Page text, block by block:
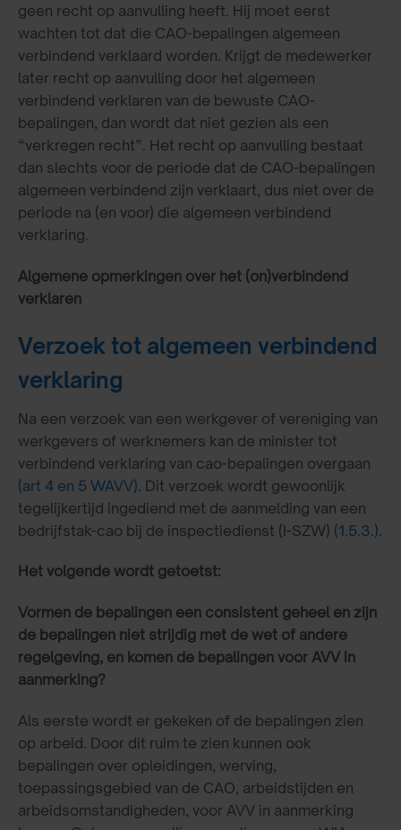
geen recht op aanvulling heeft. Hij moet eerst
wachten tot dat die CAO-bepalingen algemeen
verbindend verklaard worden. Krijgt de medewerker
later recht op aanvulling door het algemeen
verbindend verklaren van de bewuste CAO-
bepalingen, dan wordt dat niet gezien als een
“verkregen recht”. Het recht op aanvulling bestaat
dan slechts voor de periode dat de CAO-bepalingen
algemeen verbindend zijn verklaart, dus niet over de
periode na (en voor) die algemeen verbindend
verklaring.
Algemene opmerkingen over het (on)verbindend
verklaren
Verzoek tot algemeen verbindend
verklaring
Na een verzoek van een werkgever of vereniging van
werkgevers of werknemers kan de minister tot
verbindend verklaring van cao-bepalingen overgaan
(art 4 en 5 WAVV). Dit verzoek wordt gewoonlijk
tegelijkertijd ingediend met de aanmelding van een
bedrijfstak-cao bij de inspectiedienst (I-SZW) (1.5.3.).
Het volgende wordt getoetst:
Vormen de bepalingen een consistent geheel en zijn
de bepalingen niet strijdig met de wet of andere
regelgeving, en komen de bepalingen voor AVV in
aanmerking?
Als eerste wordt er gekeken of de bepalingen zien
op arbeid. Door dit ruim te zien kunnen ook
bepalingen over opleidingen, werving,
toepassingsgebied van de CAO, arbeidstijden en
arbeidsomstandigheden, voor AVV in aanmerking